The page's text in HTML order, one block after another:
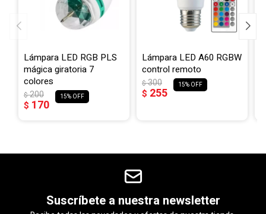
Lámpara LED RGB PLS
mágica giratoria 7
colores
$ 170
$200 15
Lámpara LED A60 RGBW
control remoto
$ 255
$300 15
Suscríbete a nuestra newsletter